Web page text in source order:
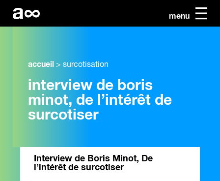
menu
accueil > surcotisation
interview de boris
minot, de l’intérêt de
surcotiser
Interview de Boris Minot, De
l’intérêt de surcotiser